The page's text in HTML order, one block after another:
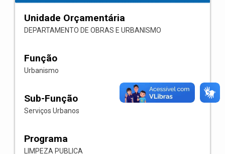
Unidade Orçamentária
DEPARTAMENTO DE OBRAS E URBANISMO
Função
Urbanismo
Sub-Função
Serviços Urbanos
Programa
LIMPEZA PUBLICA